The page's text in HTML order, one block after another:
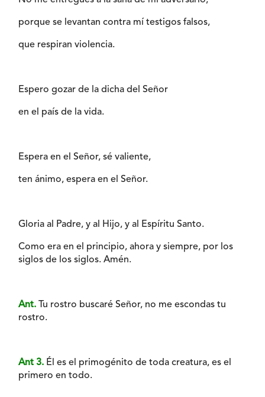
porque se levantan contra mí testigos falsos,
que respiran violencia.
Espero gozar de la dicha del Señor
en el país de la vida.
Espera en el Señor, sé valiente,
ten ánimo, espera en el Señor.
Gloria al Padre, y al Hijo, y al Espíritu Santo.
Como era en el principio, ahora y siempre, por los
siglos de los siglos. Amén.
Ant.
Tu rostro buscaré Señor, no me escondas tu
rostro.
Ant 3. Él es el primogénito de toda creatura, es el
primero en todo.